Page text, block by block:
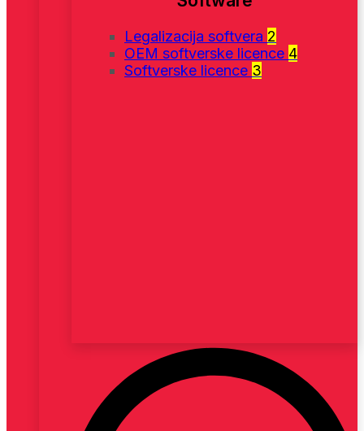
Legalizacija softvera 2
OEM softverske licence 4
Softverske licence 3